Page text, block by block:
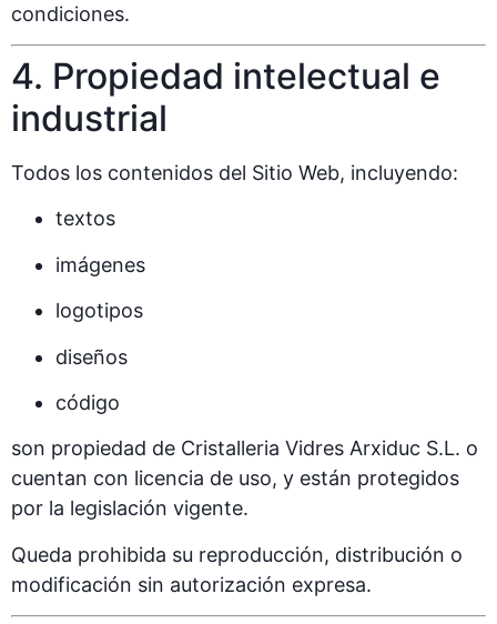
condiciones.
4. Propiedad intelectual e
industrial
Todos los contenidos del Sitio Web, incluyendo:
textos
imágenes
logotipos
diseños
código
son propiedad de Cristalleria Vidres Arxiduc S.L. o
cuentan con licencia de uso, y están protegidos
por la legislación vigente.
Queda prohibida su reproducción, distribución o
modificación sin autorización expresa.